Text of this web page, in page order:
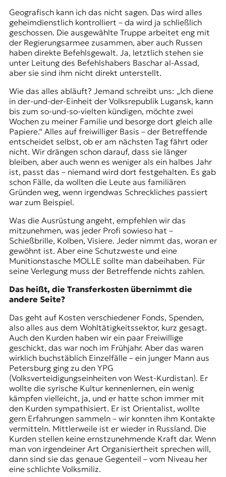
Geografisch kann ich das nicht sagen. Das wird alles
geheimdienstlich kontrolliert – da wird ja schließlich
geschossen. Die ausgewählte Truppe arbeitet eng mit
der Regierungsarmee zusammen, aber auch Russen
haben direkte Befehlsgewalt. Ja, letztlich stehen sie
unter Leitung des Befehlshabers Baschar al-Assad,
aber sie sind ihm nicht direkt unterstellt.
Wie das alles abläuft? Jemand schreibt uns: „Ich diene
in der-und-der-Einheit der Volksrepublik Lugansk, kann
bis zum so-und-so-vielten kündigen, möchte zwei
Wochen zu meiner Familie und besorge dort gleich alle
Papiere.“ Alles auf freiwilliger Basis – der Betreffende
entscheidet selbst, ob er am nächsten Tag fährt oder
nicht. Wir drängen schon darauf, dass sie länger
bleiben, aber auch wenn es weniger als ein halbes Jahr
ist, passt das – niemand wird dort festgehalten. Es gab
schon Fälle, da wollten die Leute aus familiären
Gründen weg, wenn irgendwas Schreckliches passiert
war zum Beispiel.
Was die Ausrüstung angeht, empfehlen wir das
mitzunehmen, was jeder Profi sowieso hat –
Schießbrille, Kolben, Visiere. Jeder nimmt das, woran er
gewöhnt ist. Aber eine Schutzweste und eine
Munitionstasche MOLLE sollte man dabeihaben. Für
seine Verlegung muss der Betreffende nichts zahlen.
Das heißt, die Transferkosten übernimmt die
andere Seite?
Das geht auf Kosten verschiedener Fonds, Spenden,
also alles aus dem Wohltätigkeitssektor, kurz gesagt.
Auch den Kurden haben wir ein paar Freiwillige
geschickt, das war noch im Frühjahr. Aber das waren
wirklich buchstäblich Einzelfälle – ein junger Mann aus
Petersburg ging zu den YPG
(Volksverteidigungseinheiten von West-Kurdistan). Er
wollte die syrische Kultur kennenlernen, ein wenig
kämpfen vielleicht, ja, und er hatte schon immer mit
den Kurden sympathisiert. Er ist Orientalist, wollte
gern Erfahrungen sammeln – wir konnten ihm Kontakte
vermitteln. Mittlerweile ist er wieder in Russland. Die
Kurden stellen keine ernstzunehmende Kraft dar. Wenn
man von irgendeiner Art Organisiertheit sprechen will,
dann sind sie das genaue Gegenteil – vom Niveau her
eine schlichte Volksmiliz.